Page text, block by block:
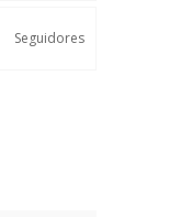
Seguidores